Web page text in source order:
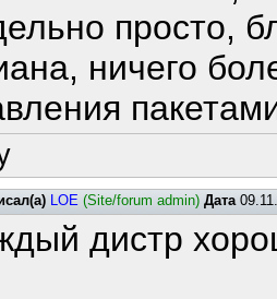
просто,
ничего
LOE (Site/forum admin) Дата
дистр